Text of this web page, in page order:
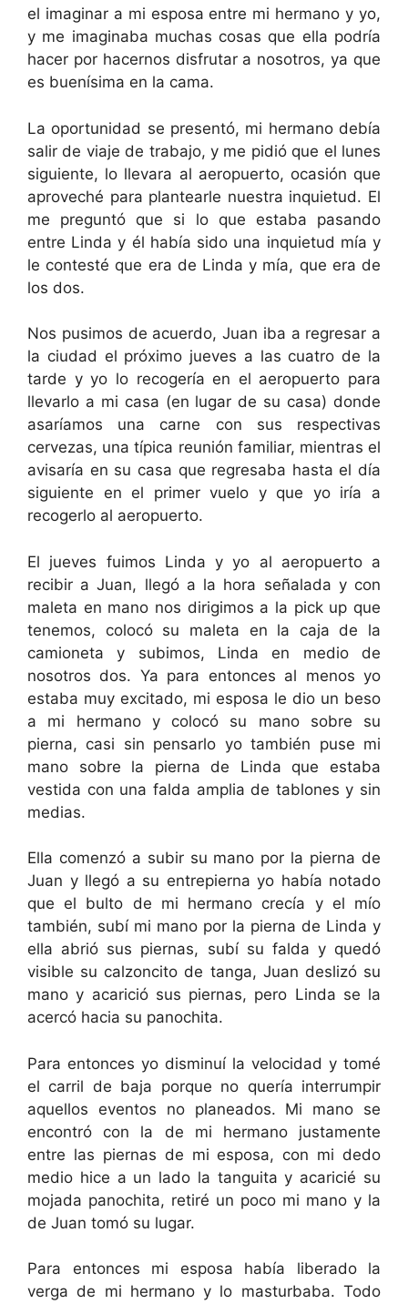
el imaginar a mi esposa entre mi hermano y yo,
y me imaginaba muchas cosas que ella podría
hacer por hacernos disfrutar a nosotros, ya que
es buenísima en la cama.
La oportunidad se presentó, mi hermano debía
salir de viaje de trabajo, y me pidió que el lunes
siguiente, lo llevara al aeropuerto, ocasión que
aproveché para plantearle nuestra inquietud. El
me preguntó que si lo que estaba pasando
entre Linda y él había sido una inquietud mía y
le contesté que era de Linda y mía, que era de
los dos.
Nos pusimos de acuerdo, Juan iba a regresar a
la ciudad el próximo jueves a las cuatro de la
tarde y yo lo recogería en el aeropuerto para
llevarlo a mi casa (en lugar de su casa) donde
asaríamos una carne con sus respectivas
cervezas, una típica reunión familiar, mientras el
avisaría en su casa que regresaba hasta el día
siguiente en el primer vuelo y que yo iría a
recogerlo al aeropuerto.
El jueves fuimos Linda y yo al aeropuerto a
recibir a Juan, llegó a la hora señalada y con
maleta en mano nos dirigimos a la pick up que
tenemos, colocó su maleta en la caja de la
camioneta y subimos, Linda en medio de
nosotros dos. Ya para entonces al menos yo
estaba muy excitado, mi esposa le dio un beso
a mi hermano y colocó su mano sobre su
pierna, casi sin pensarlo yo también puse mi
mano sobre la pierna de Linda que estaba
vestida con una falda amplia de tablones y sin
medias.
Ella comenzó a subir su mano por la pierna de
Juan y llegó a su entrepierna yo había notado
que el bulto de mi hermano crecía y el mío
también, subí mi mano por la pierna de Linda y
ella abrió sus piernas, subí su falda y quedó
visible su calzoncito de tanga, Juan deslizó su
mano y acarició sus piernas, pero Linda se la
acercó hacia su panochita.
Para entonces yo disminuí la velocidad y tomé
el carril de baja porque no quería interrumpir
aquellos eventos no planeados. Mi mano se
encontró con la de mi hermano justamente
entre las piernas de mi esposa, con mi dedo
medio hice a un lado la tanguita y acaricié su
mojada panochita, retiré un poco mi mano y la
de Juan tomó su lugar.
Para entonces mi esposa había liberado la
verga de mi hermano y lo masturbaba. Todo